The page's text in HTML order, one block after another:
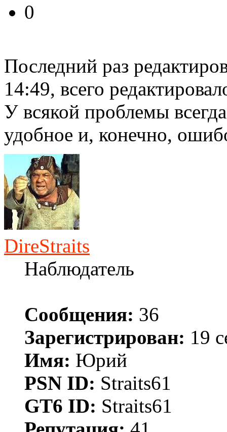
0
Последний раз
14:49, всего
У всякой проблемы
удобное и, конечно,
DireStraits
Наблюдатель
Сообщения: 36
Зарегистрирован: 19
Имя: Юрий
PSN ID: Straits61
GT6 ID: Straits61